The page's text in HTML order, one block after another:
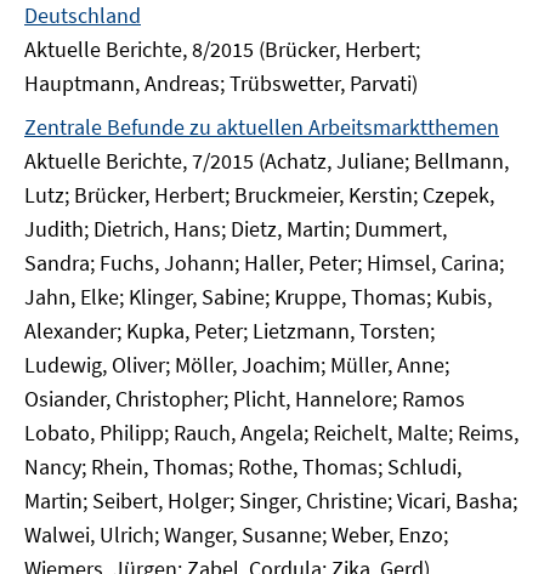
Deutschland
Aktuelle Berichte, 8/2015 (Brücker, Herbert;
Hauptmann, Andreas; Trübswetter, Parvati)
Zentrale Befunde zu aktuellen Arbeitsmarktthemen
Aktuelle Berichte, 7/2015 (Achatz, Juliane; Bellmann,
Lutz; Brücker, Herbert; Bruckmeier, Kerstin; Czepek,
Judith; Dietrich, Hans; Dietz, Martin; Dummert,
Sandra; Fuchs, Johann; Haller, Peter; Himsel, Carina;
Jahn, Elke; Klinger, Sabine; Kruppe, Thomas; Kubis,
Alexander; Kupka, Peter; Lietzmann, Torsten;
Ludewig, Oliver; Möller, Joachim; Müller, Anne;
Osiander, Christopher; Plicht, Hannelore; Ramos
Lobato, Philipp; Rauch, Angela; Reichelt, Malte; Reims,
Nancy; Rhein, Thomas; Rothe, Thomas; Schludi,
Martin; Seibert, Holger; Singer, Christine; Vicari, Basha;
Walwei, Ulrich; Wanger, Susanne; Weber, Enzo;